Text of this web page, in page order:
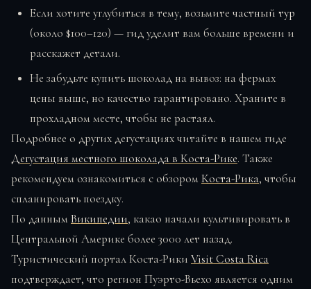
Если хотите углубиться в тему, возьмитечастный тур
(около $100–120) — гид уделит вам больше времени и
расскажет детали.
Не забудьте купить шоколад на вывоз: на фермах
цены выше, но качество гарантировано. Храните в
прохладном месте, чтобы не растаял.
Подробнее о других дегустациях читайте в нашем гиде
Дегустация местного шоколада в Коста-Рике. Также
рекомендуем ознакомиться с обзором Коста-Рика, чтобы
спланировать поездку.
По данным Википедии, какао начали культивировать в
Центральной Америке более 3000 лет назад.
Туристический портал Коста-Рики Visit Costa Rica
подтверждает, что регион Пуэрто-Вьехо является одним